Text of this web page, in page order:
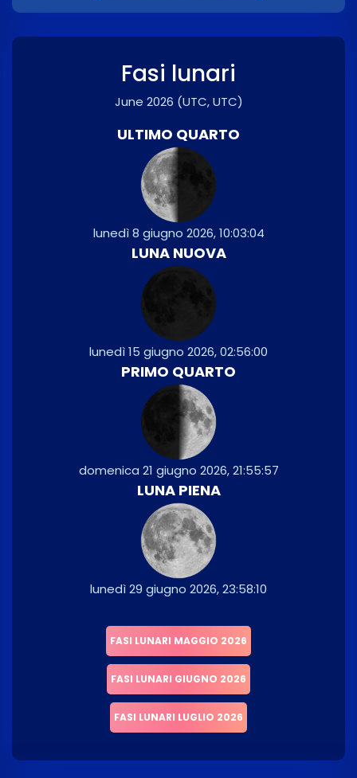
Fasi lunari
June 2026 (UTC, UTC)
ULTIMO QUARTO
lunedì 8 giugno 2026, 10:03:04
LUNA NUOVA
lunedì 15 giugno 2026, 02:56:00
PRIMO QUARTO
domenica 21 giugno 2026, 21:55:57
LUNA PIENA
lunedì 29 giugno 2026, 23:58:10
FASI LUNARI MAGGIO 2026
FASI LUNARI GIUGNO 2026
FASI LUNARI LUGLIO 2026